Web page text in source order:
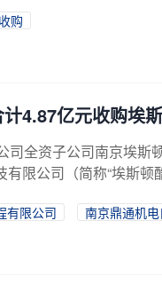
购
4.87亿元收购埃
司全资子公司南京埃
限公司（简称“埃斯顿
有限公司
南京鼎通机